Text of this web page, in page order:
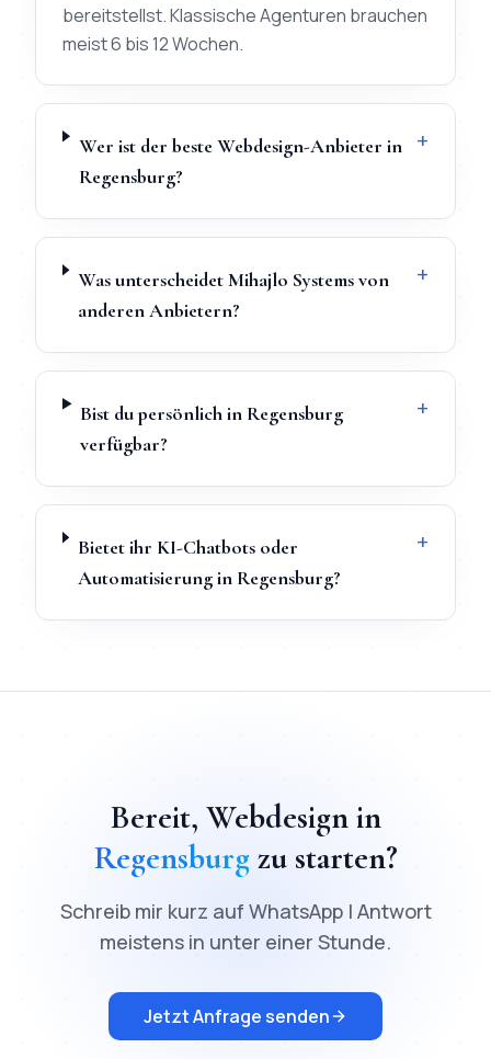
bereitstellst. Klassische Agenturen brauchen
meist 6 bis 12 Wochen.
Wer ist der beste Webdesign-Anbieter in
Regensburg?
+
Was unterscheidet Mihajlo Systems von
anderen Anbietern?
+
Bist du persönlich in Regensburg
verfügbar?
+
Bietet ihr KI-Chatbots oder
Automatisierung in Regensburg?
+
Bereit, Webdesignin
Regensburgzu starten?
Schreib mir kurz auf WhatsApp | Antwort
meistens in unter einer Stunde.
Jetzt Anfrage senden